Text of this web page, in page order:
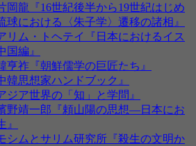
岡龍『16世紀後半から19世紀はじめ
球における〈朱子学〉遷移の諸相』
リム・トヘテイ『日本におけるイス
国編』
亨祚『朝鮮儒学の巨匠たち』
韓思想家ハンドブック』
ジア世界の「知」と学問』
野靖一郎『頼山陽の思想—日本にお
シムとサリム研究所『殺生の文明か